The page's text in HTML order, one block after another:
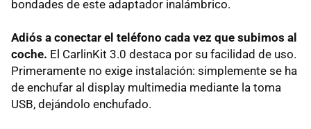
bondades de este adaptador inalámbrico.
Adiós a conectar el teléfono cada vez que subimos al
coche. El CarlinKit 3.0 destaca por su facilidad de uso.
Primeramente no exige instalación: simplemente se ha
de enchufar al display multimedia mediante la toma
USB, dejándolo enchufado.